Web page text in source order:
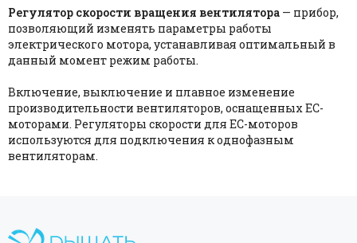
Регулятор скорости вращения вентилятора — прибор,
позволяющий изменять параметры работы
электрического мотора, устанавливая оптимальный в
данный момент режим работы.
Включение, выключение и плавное изменение
производительности вентиляторов, оснащенных ЕС-
моторами. Регуляторы скорости для ЕС-моторов
используются для подключения к однофазным
вентиляторам.